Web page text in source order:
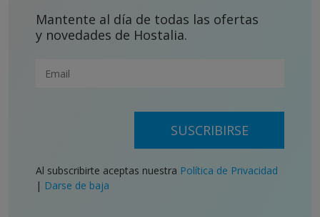
Mantente al día de todas las ofertas
y novedades de Hostalia.
SUSCRIBIRSE
Al subscribirte aceptas nuestra Política de Privacidad
| Darse de baja